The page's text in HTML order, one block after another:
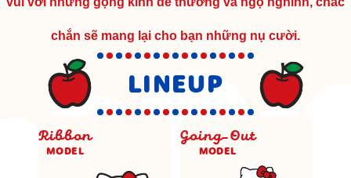
chắn sẽ mang lại cho bạn những nụ cười.
LINEUP
Ribbon
MODEL
Going-Out
MODEL